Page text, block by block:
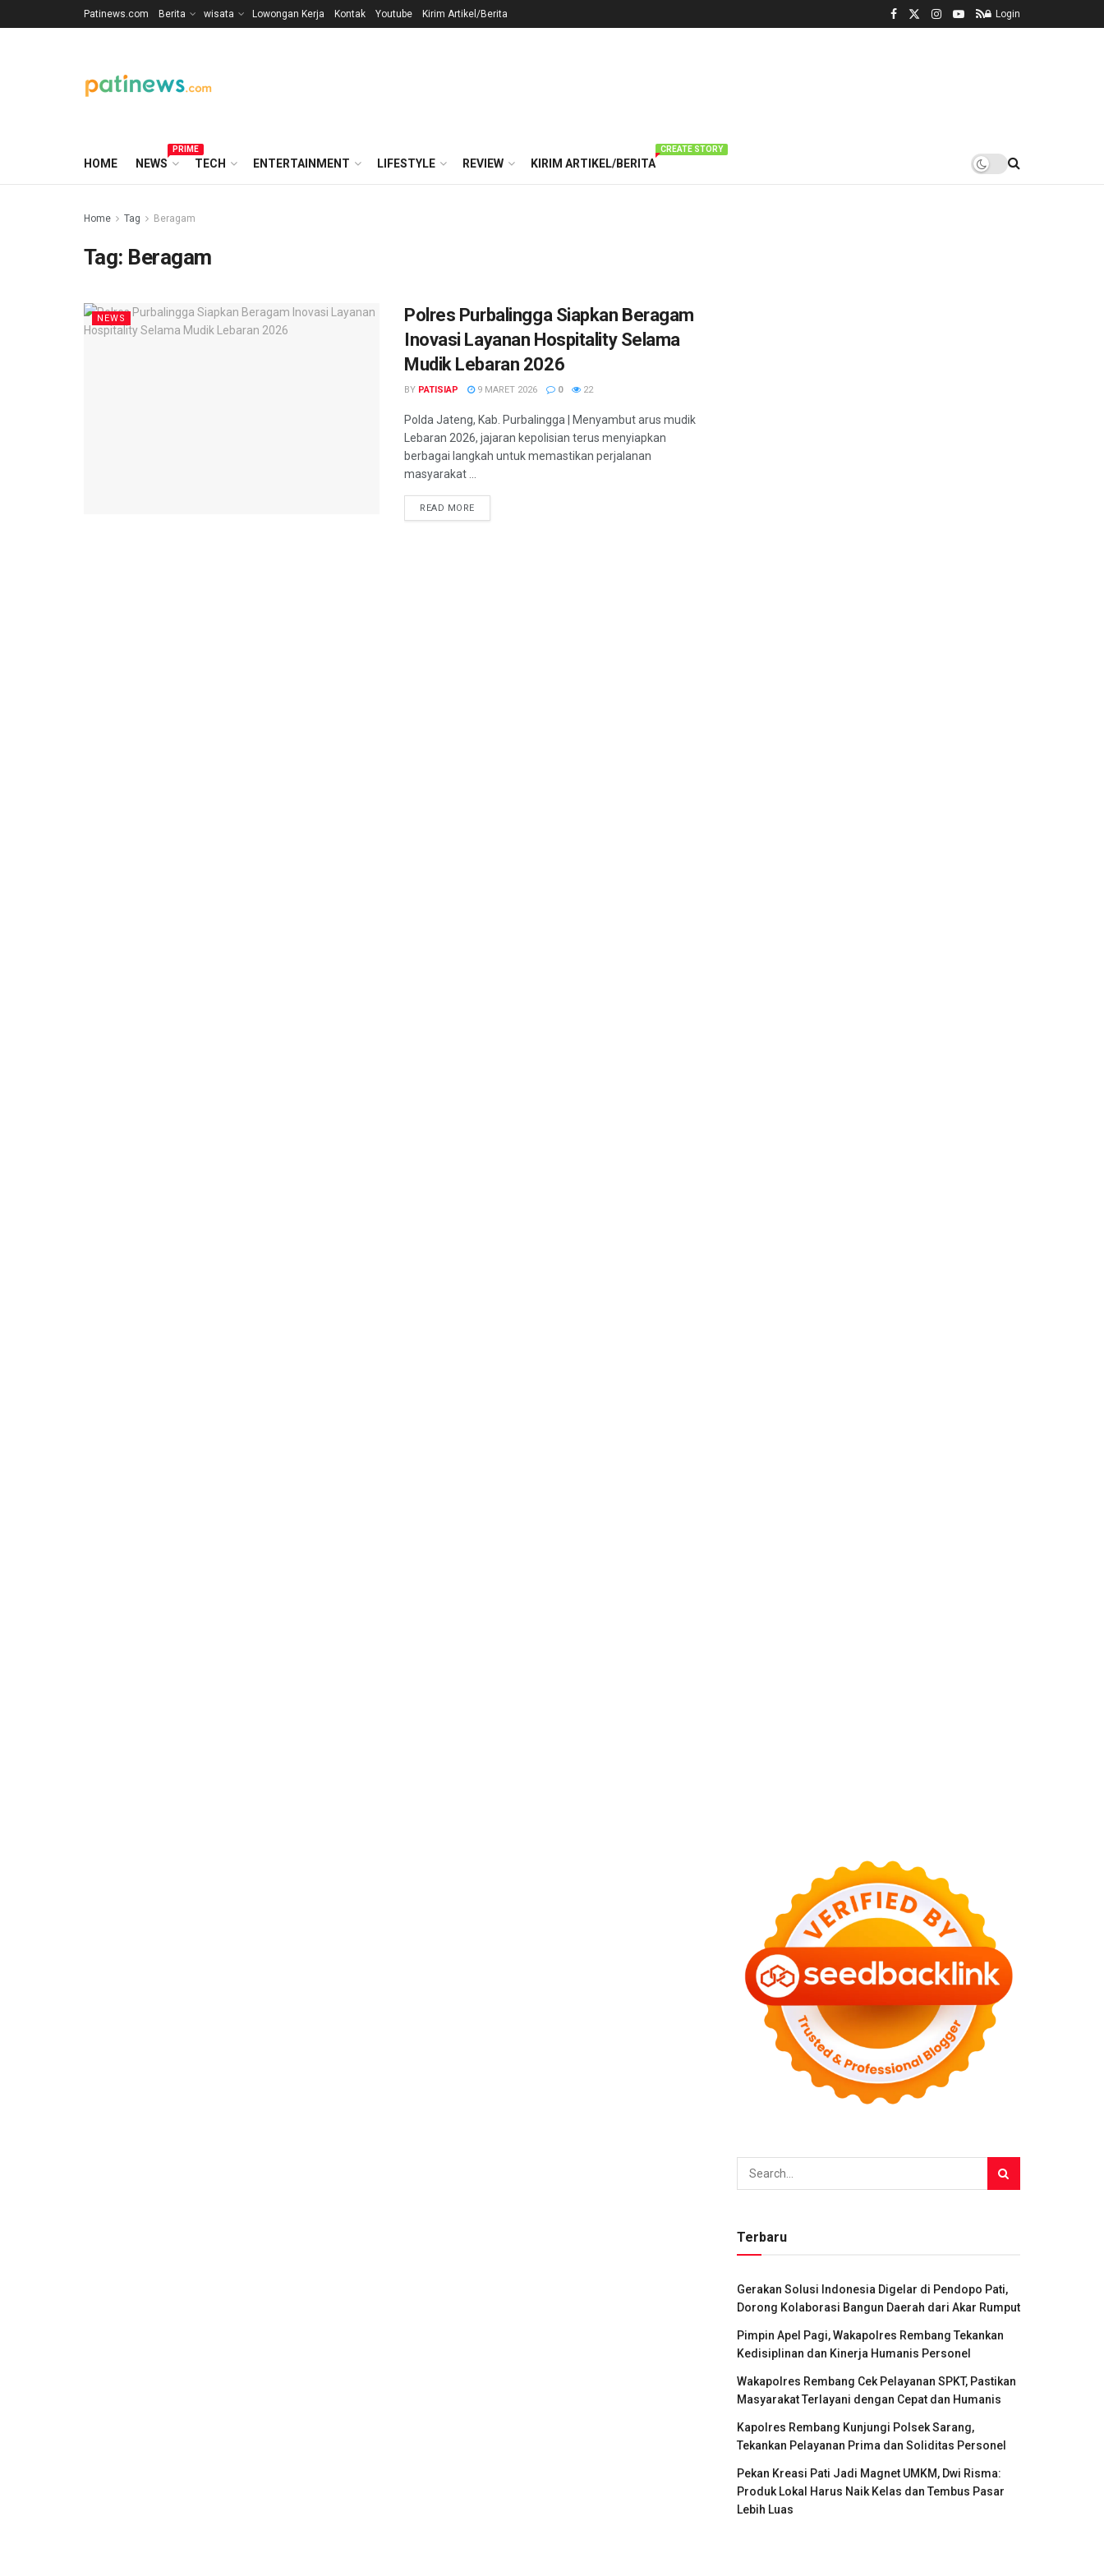
Patinews.com Berita wisata Lowongan Kerja Kontak Youtube Kirim Artikel/Berita Login
HOME NEWS
PRIME
TECH ENTERTAINMENT LIFESTYLE REVIEW KIRIM ARTIKEL/BERITA
CREATE STORY
Home Tag Beragam
Tag: Beragam
NEWS
Polres Purbalingga Siapkan Beragam
Inovasi Layanan Hospitality Selama
Mudik Lebaran 2026
BY PATISIAP 9 MARET 2026 0 22
Polda Jateng, Kab. Purbalingga | Menyambut arus mudik
Lebaran 2026, jajaran kepolisian terus menyiapkan
berbagai langkah untuk memastikan perjalanan
masyarakat ...
READ MOREDETAILS
Terbaru
Gerakan Solusi Indonesia Digelar di Pendopo Pati,
Dorong Kolaborasi Bangun Daerah dari Akar Rumput
Pimpin Apel Pagi, Wakapolres Rembang Tekankan
Kedisiplinan dan Kinerja Humanis Personel
Wakapolres Rembang Cek Pelayanan SPKT, Pastikan
Masyarakat Terlayani dengan Cepat dan Humanis
Kapolres Rembang Kunjungi Polsek Sarang,
Tekankan Pelayanan Prima dan Soliditas Personel
Pekan Kreasi Pati Jadi Magnet UMKM, Dwi Risma:
Produk Lokal Harus Naik Kelas dan Tembus Pasar
Lebih Luas